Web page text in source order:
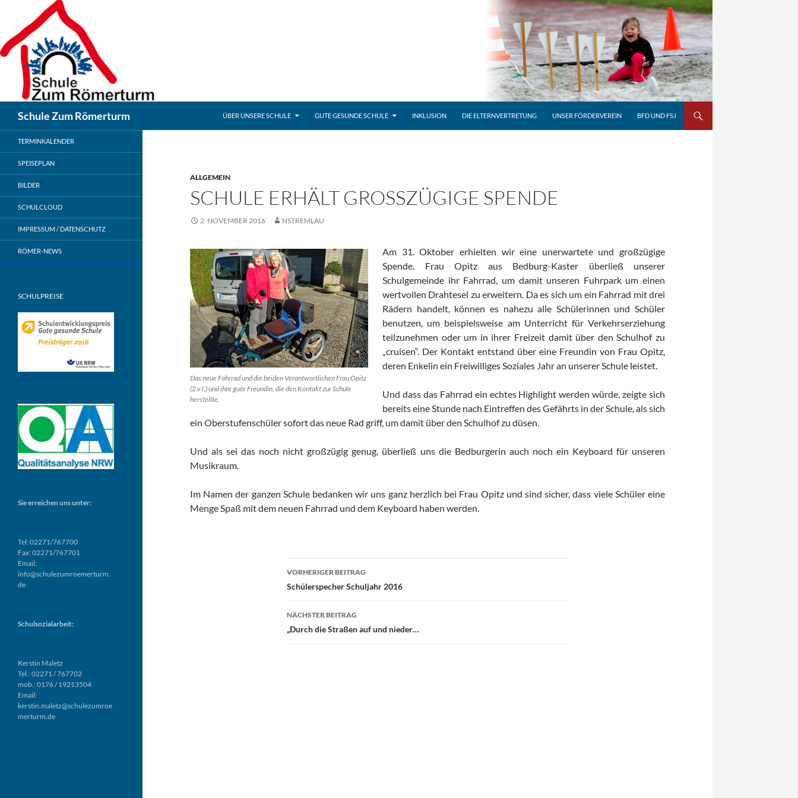
springen
Schule Zum Römerturm ÜBER UNSERE SCHULE GUTE GESUNDE SCHULE INKLUSION DIE ELTERNVERTRETUNG UNSER FÖRDERVEREIN BFD UND FSJ
ALLGEMEIN
SCHULE ERHÄLT GROSSZÜGIGE SPENDE
2. NOVEMBER 2016 NSTREMLAU
Das neue Fahrrad und die beiden Verantwortlichen Frau Opitz
(2.v.l.) und ihre gute Freundin, die den Kontakt zur Schule
herstellte.
Am 31. Oktober erhielten wir eine unerwartete und großzügige
Spende. Frau Opitz aus Bedburg-Kaster überließ unserer
Schulgemeinde ihr Fahrrad, um damit unseren Fuhrpark um einen
wertvollen Drahtesel zu erweitern. Da es sich um ein Fahrrad mit drei
Rädern handelt, können es nahezu alle Schülerinnen und Schüler
benutzen, um beispielsweise am Unterricht für Verkehrserziehung
teilzunehmen oder um in ihrer Freizeit damit über den Schulhof zu
„cruisen“. Der Kontakt entstand über eine Freundin von Frau Opitz,
deren Enkelin ein Freiwilliges Soziales Jahr an unserer Schule leistet.
Und dass das Fahrrad ein echtes Highlight werden würde, zeigte sich
bereits eine Stunde nach Eintreffen des Gefährts in der Schule, als sich
ein Oberstufenschüler sofort das neue Rad griff, um damit über den Schulhof zu düsen.
Und als sei das noch nicht großzügig genug, überließ uns die Bedburgerin auch noch ein Keyboard für unseren
Musikraum.
Im Namen der ganzen Schule bedanken wir uns ganz herzlich bei Frau Opitz und sind sicher, dass viele Schüler eine
Menge Spaß mit dem neuen Fahrrad und dem Keyboard haben werden.
Beitragsnavigation
VORHERIGER BEITRAG
Schülerspecher Schuljahr 2016
NÄCHSTER BEITRAG
„Durch die Straßen auf und nieder…
TERMINKALENDER
SPEISEPLAN
BILDER
SCHULCLOUD
IMPRESSUM / DATENSCHUTZ
RÖMER-NEWS
SCHULPREISE
Sie erreichen uns unter:
Tel: 02271/767700
Fax: 02271/767701
Email:
info@schulezumroemerturm.
de
Schulsozialarbeit:
Kerstin Maletz
Tel.: 02271 / 767702
mob.: 0176 / 19213504
Email:
kerstin.maletz@schulezumroe
merturm.de